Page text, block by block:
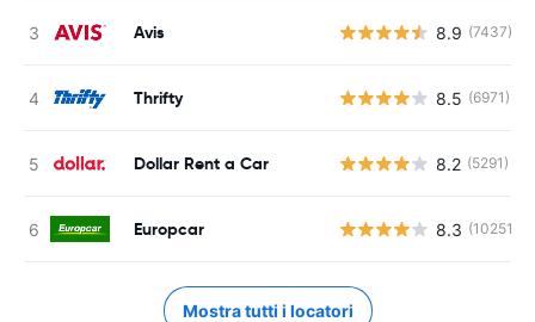
Avis 8.9 (7437)
Thrifty 8.5 (6971)
Dollar Rent a Car 8.2 (5291)
Europcar 8.3 (10251)
Mostra tutti i locatori